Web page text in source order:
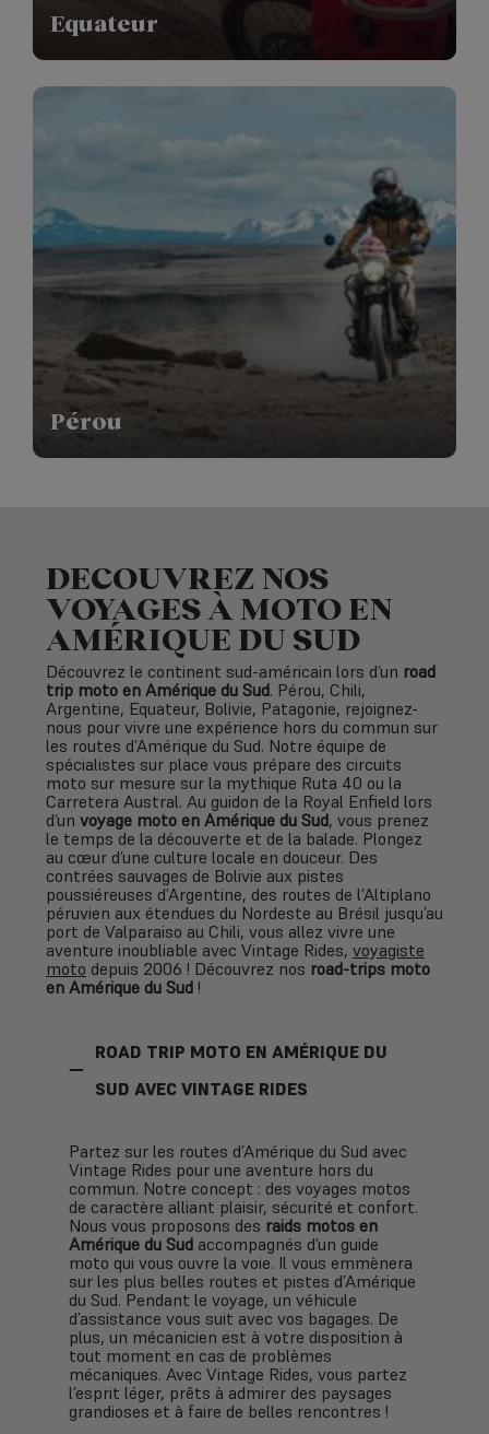
Equateur
Pérou
DECOUVREZ NOS
VOYAGES À MOTO EN
AMÉRIQUE DU SUD
Découvrez le continent sud-américain lors d’un road
trip moto en Amérique du Sud. Pérou, Chili,
Argentine, Equateur, Bolivie, Patagonie, rejoignez-
nous pour vivre une expérience hors du commun sur
les routes d’Amérique du Sud. Notre équipe de
spécialistes sur place vous prépare des circuits
moto sur mesure sur la mythique Ruta 40 ou la
Carretera Austral. Au guidon de la Royal Enfield lors
d’un voyage moto en Amérique du Sud, vous prenez
le temps de la découverte et de la balade. Plongez
au cœur d’une culture locale en douceur. Des
contrées sauvages de Bolivie aux pistes
poussiéreuses d’Argentine, des routes de l’Altiplano
péruvien aux étendues du Nordeste au Brésil jusqu’au
port de Valparaiso au Chili, vous allez vivre une
aventure inoubliable avec Vintage Rides, voyagiste
moto depuis 2006 ! Découvrez nos road-trips moto
en Amérique du Sud !
ROAD TRIP MOTO EN AMÉRIQUE DU
SUD AVEC VINTAGE RIDES
Partez sur les routes d’Amérique du Sud avec
Vintage Rides pour une aventure hors du
commun. Notre concept : des voyages motos
de caractère alliant plaisir, sécurité et confort.
Nous vous proposons des raids motos en
Amérique du Sud accompagnés d’un guide
moto qui vous ouvre la voie. Il vous emmènera
sur les plus belles routes et pistes d’Amérique
du Sud. Pendant le voyage, un véhicule
d’assistance vous suit avec vos bagages. De
plus, un mécanicien est à votre disposition à
tout moment en cas de problèmes
mécaniques. Avec Vintage Rides, vous partez
l’esprit léger, prêts à admirer des paysages
grandioses et à faire de belles rencontres !